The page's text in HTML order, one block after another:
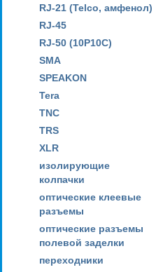
RJ-21 (Telco, амфенол)
RJ-45
RJ-50 (10P10C)
SMA
SPEAKON
Tera
TNC
TRS
XLR
изолирующие
колпачки
оптические клеевые
разъемы
оптические разъемы
полевой заделки
переходники